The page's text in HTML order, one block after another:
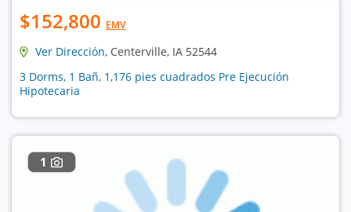
$152,800 EMV
Ver Dirección, Centerville, IA 52544
3 Dorms, 1 Bañ, 1,176 pies cuadrados Pre Ejecución
Hipotecaria
1